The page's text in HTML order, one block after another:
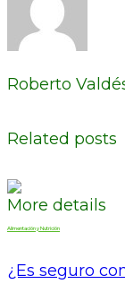
Roberto
Related posts
More details
Alimentación y Nutrición
¿Es seguro